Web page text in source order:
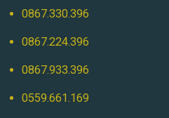
0867.330.396
0867.224.396
0867.933.396
0559.661.169